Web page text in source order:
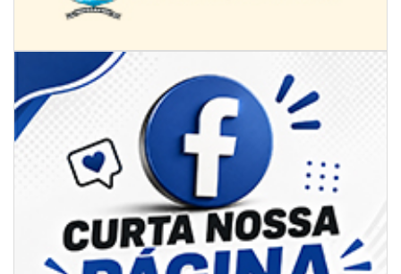
08/08/2026 | 07:00
Univali e Câmara de Vereadores de Itajaí reúnem especialistas para
discutir políticas públicas e inovação
BALNEÁRIO CAMBORIÚ